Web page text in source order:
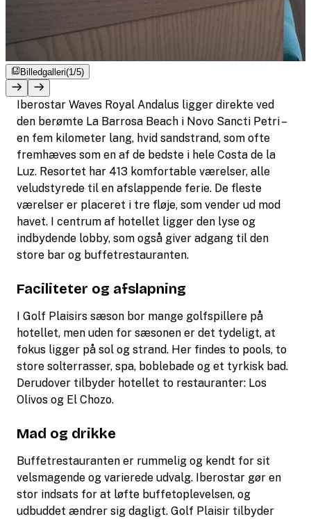
Billedgalleri(1/5)
Iberostar Waves Royal Andalus ligger direkte ved
den berømte La Barrosa Beach i Novo Sancti Petri –
en fem kilometer lang, hvid sandstrand, som ofte
fremhæves som en af de bedste i hele Costa de la
Luz. Resortet har 413 komfortable værelser, alle
veludstyrede til en afslappende ferie. De fleste
værelser er placeret i tre fløje, som vender ud mod
havet. I centrum af hotellet ligger den lyse og
indbydende lobby, som også giver adgang til den
store bar og buffetrestauranten.
Faciliteter og afslapning
I Golf Plaisirs sæson bor mange golfspillere på
hotellet, men uden for sæsonen er det tydeligt, at
fokus ligger på sol og strand. Her findes to pools, to
store solterrasser, spa, boblebade og et tyrkisk bad.
Derudover tilbyder hotellet to restauranter: Los
Olivos og El Chozo.
Mad og drikke
Buffetrestauranten er rummelig og kendt for sit
velsmagende og varierede udvalg. Iberostar gør en
stor indsats for at løfte buffetoplevelsen, og
udbuddet ændrer sig dagligt. Golf Plaisir tilbyder